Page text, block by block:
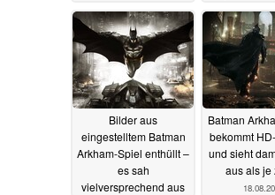
Bilder aus
eingestelltem Batman
Arkham-Spiel enthüllt –
es sah
vielversprechend aus
Batman
bekommt
und sieht
aus als je